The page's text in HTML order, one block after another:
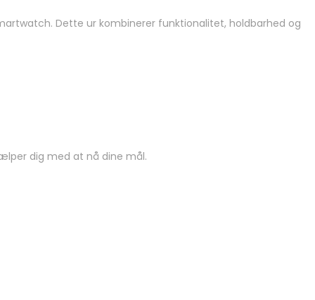
Dette ur kombinerer funktionalitet, holdbarhed og
dig med at nå dine mål.